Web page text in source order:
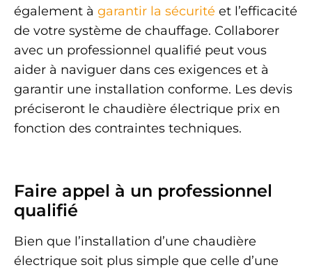
également à garantir la sécurité et l’efficacité
de votre système de chauffage. Collaborer
avec un professionnel qualifié peut vous
aider à naviguer dans ces exigences et à
garantir une installation conforme. Les devis
préciseront le chaudière électrique prix en
fonction des contraintes techniques.
Faire appel à un professionnel
qualifié
Bien que l’installation d’une chaudière
électrique soit plus simple que celle d’une